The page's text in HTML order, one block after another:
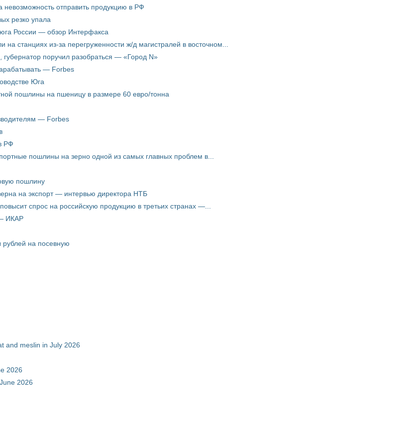
невозможность отправить продукцию в РФ
резко упала
России — обзор Интерфакса
на станциях из-за перегруженности ж/д магистралей в восточном...
поручил разобраться — «Город N»
— Forbes
Юга
пошлины на пшеницу в размере 60 евро/тонна
— Forbes
РФ
пошлины на зерно одной из самых главных проблем в...
пошлину
на экспорт — интервью директора НТБ
спрос на российскую продукцию в третьих странах —...
ИКАР
на посевную
and meslin in July 2026
2026
2026